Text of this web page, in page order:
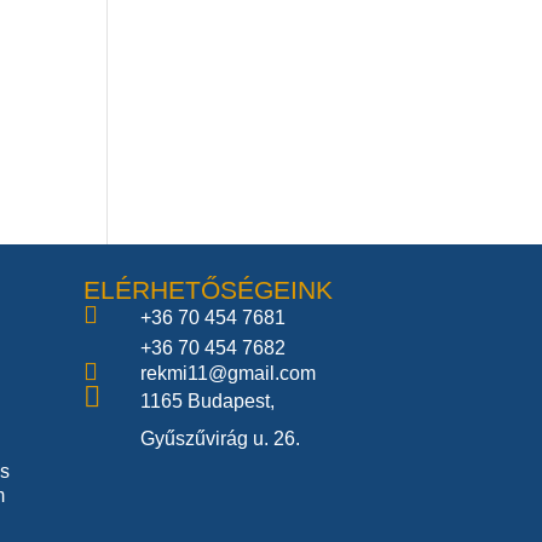
ELÉRHETŐSÉGEINK

+36 70 454 7681
+36 70 454 7682
 rekmi11@gmail.com

1165 Budapest,
Gyűszűvirág u. 26.